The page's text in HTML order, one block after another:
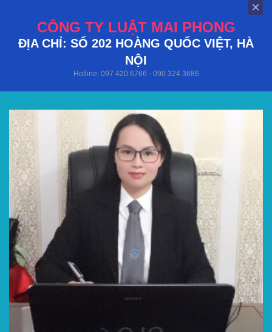
CÔNG TY LUẬT MAI PHONG
ĐỊA CHỈ: SỐ 202 HOÀNG QUỐC VIỆT, HÀ
NỘI
Hotline: 097 420 6766 - 090 324 3686